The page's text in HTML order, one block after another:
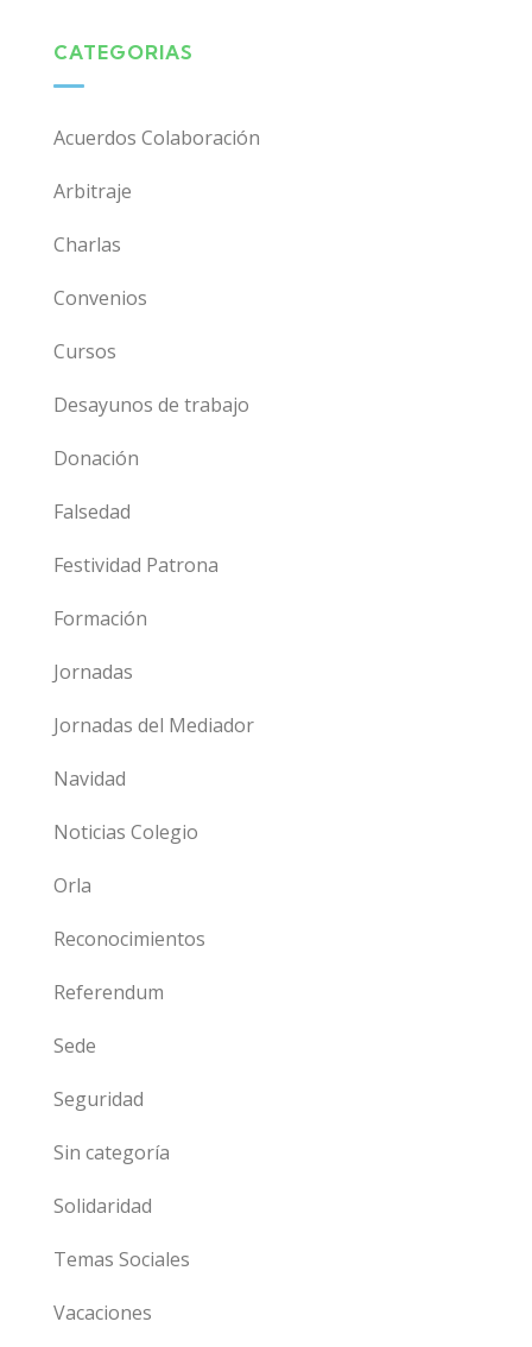
CATEGORIAS
Acuerdos Colaboración
Arbitraje
Charlas
Convenios
Cursos
Desayunos de trabajo
Donación
Falsedad
Festividad Patrona
Formación
Jornadas
Jornadas del Mediador
Navidad
Noticias Colegio
Orla
Reconocimientos
Referendum
Sede
Seguridad
Sin categoría
Solidaridad
Temas Sociales
Vacaciones